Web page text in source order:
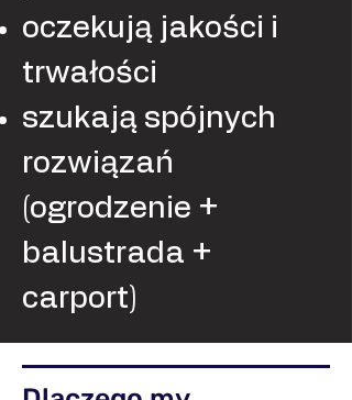
oczekują jakości i
trwałości
szukają spójnych
rozwiązań
(ogrodzenie +
balustrada +
carport)